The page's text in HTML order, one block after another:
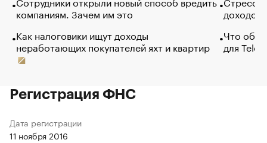
компаниям. Зачем им это
Как налоговики ищут доходы
неработающих покупателей яхт и квартир
доходов
Что
для
Регистрация ФНС
Дата регистрации
11 ноября 2016